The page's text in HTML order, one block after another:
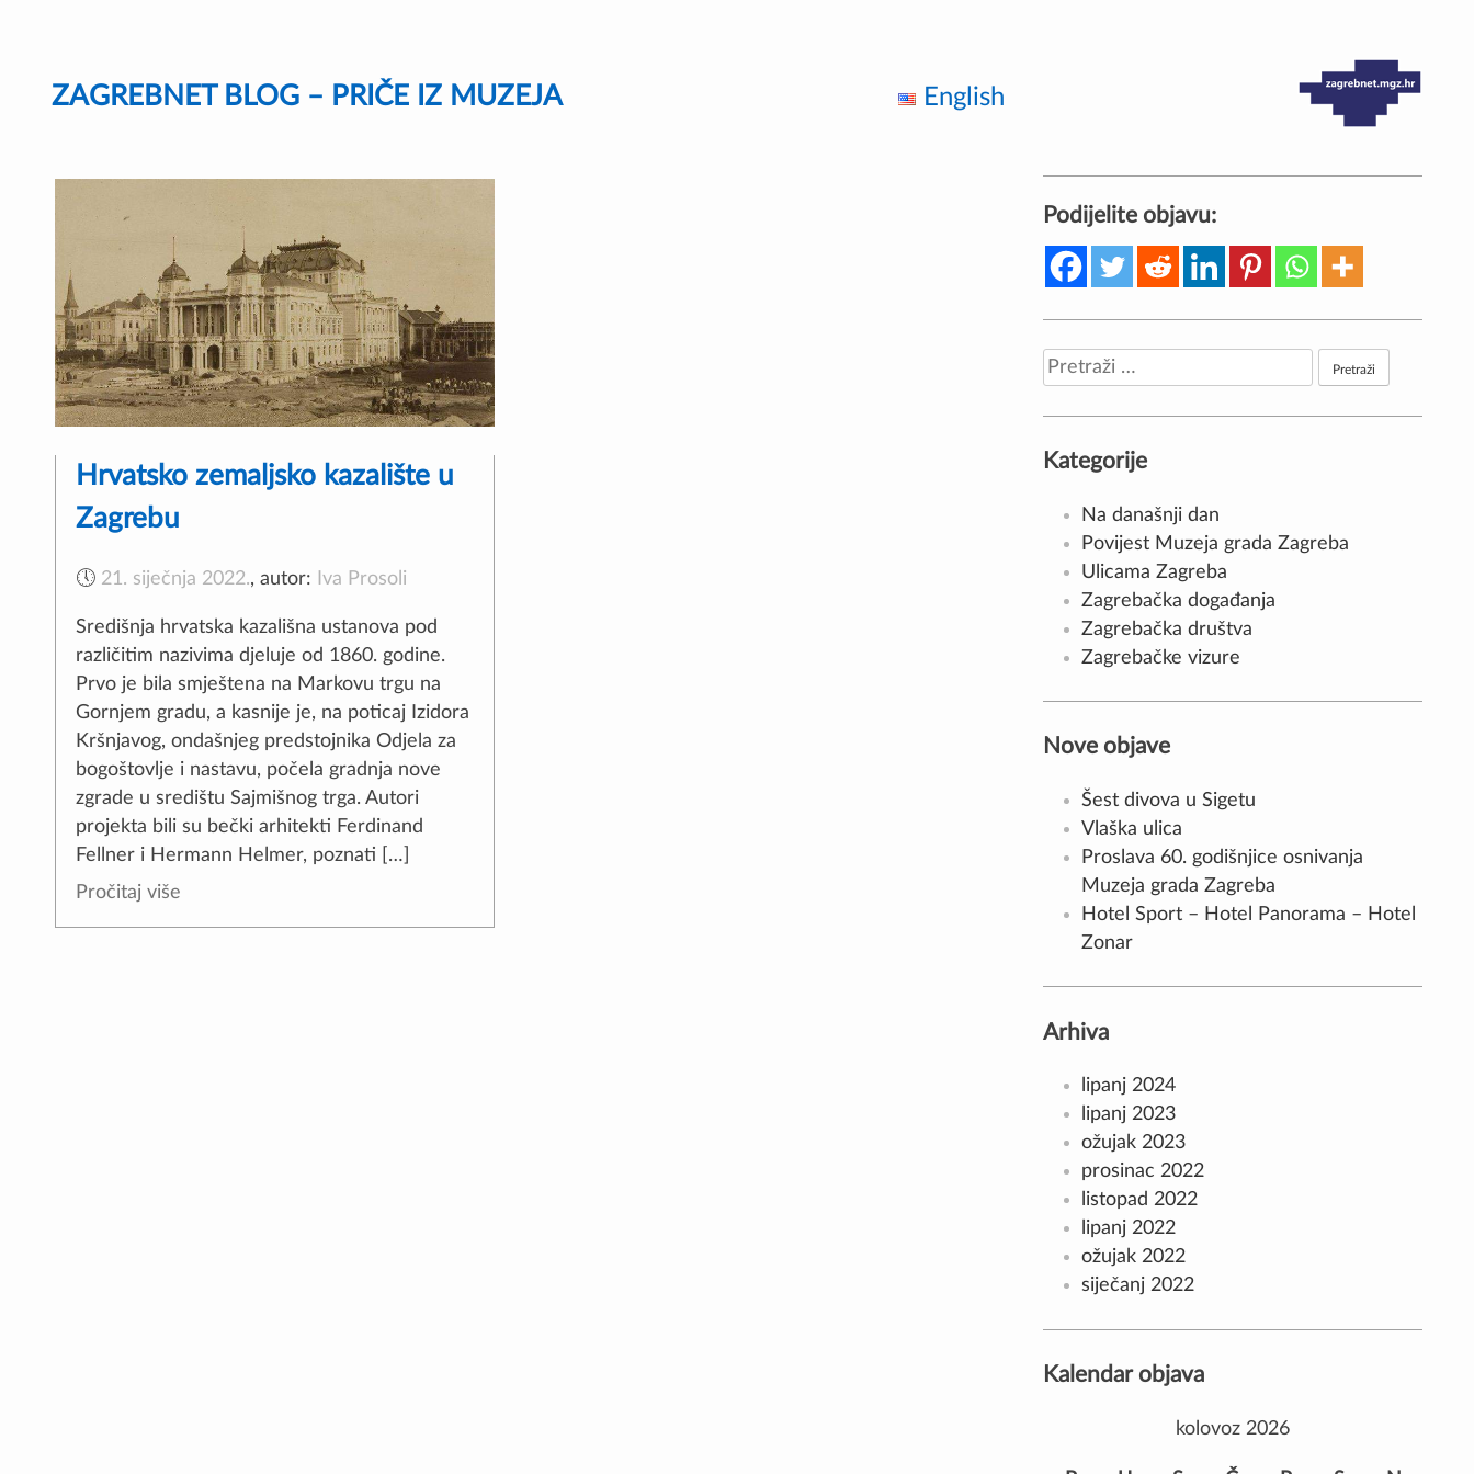
content
ZAGREBNET BLOG – PRIČE IZ MUZEJA English
Hrvatsko zemaljsko kazalište u
Zagrebu
🕔 21. siječnja 2022., autor: Iva Prosoli
Središnja hrvatska kazališna ustanova pod
različitim nazivima djeluje od 1860. godine.
Prvo je bila smještena na Markovu trgu na
Gornjem gradu, a kasnije je, na poticaj Izidora
Kršnjavog, ondašnjeg predstojnika Odjela za
bogoštovlje i nastavu, počela gradnja nove
zgrade u središtu Sajmišnog trga. Autori
projekta bili su bečki arhitekti Ferdinand
Fellner i Hermann Helmer, poznati […]
Pročitaj više
Podijelite objavu:
Pretraži:
Kategorije
Na današnji dan
Povijest Muzeja grada Zagreba
Ulicama Zagreba
Zagrebačka događanja
Zagrebačka društva
Zagrebačke vizure
Nove objave
Šest divova u Sigetu
Vlaška ulica
Proslava 60. godišnjice osnivanja
Muzeja grada Zagreba
Hotel Sport – Hotel Panorama – Hotel
Zonar
Arhiva
lipanj 2024
lipanj 2023
ožujak 2023
prosinac 2022
listopad 2022
lipanj 2022
ožujak 2022
siječanj 2022
Kalendar objava
kolovoz 2026